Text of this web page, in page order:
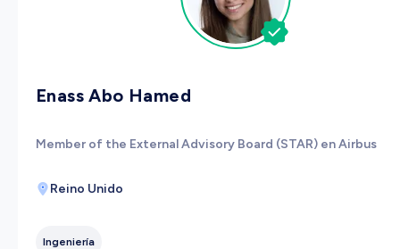
Enass Abo Hamed
Member of the External Advisory Board (STAR) en Airbus
Reino Unido
Ingeniería